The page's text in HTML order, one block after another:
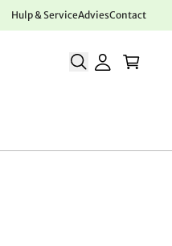
Hulp & ServiceAdviesContact